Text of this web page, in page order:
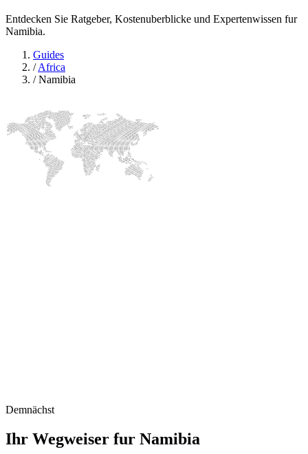
Entdecken Sie Ratgeber, Kostenuberblicke und Expertenwissen fur
Namibia.
Guides
/Africa
/Namibia
Demnächst
Ihr Wegweiser fur Namibia